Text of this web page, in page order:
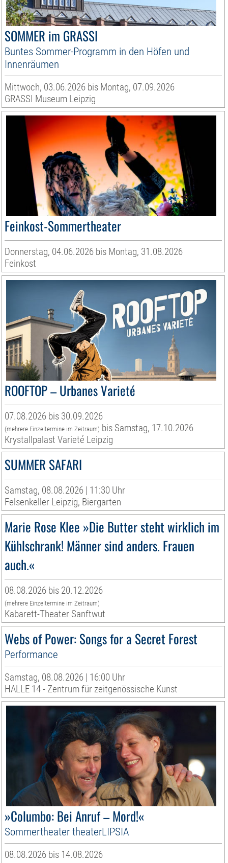
SOMMER im GRASSI
Buntes Sommer-Programm in den Höfen und
Innenräumen
Mittwoch, 03.06.2026 bis Montag, 07.09.2026
GRASSI Museum Leipzig
Feinkost-Sommertheater
Donnerstag, 04.06.2026 bis Montag, 31.08.2026
Feinkost
ROOFTOP – Urbanes Varieté
07.08.2026 bis 30.09.2026
(mehrere Einzeltermine im Zeitraum) bis Samstag, 17.10.2026
Krystallpalast Varieté Leipzig
SUMMER SAFARI
Samstag, 08.08.2026 | 11:30 Uhr
Felsenkeller Leipzig, Biergarten
Marie Rose Klee »Die Butter steht wirklich im
Kühlschrank! Männer sind anders. Frauen
auch.«
08.08.2026 bis 20.12.2026
(mehrere Einzeltermine im Zeitraum)
Kabarett-Theater Sanftwut
Webs of Power: Songs for a Secret Forest
Performance
Samstag, 08.08.2026 | 16:00 Uhr
HALLE 14 - Zentrum für zeitgenössische Kunst
»Columbo: Bei Anruf – Mord!«
Sommertheater theaterLIPSIA
08.08.2026 bis 14.08.2026